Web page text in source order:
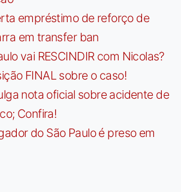
empréstimo de reforço de
em transfer ban
vai RESCINDIR com Nicolas?
FINAL sobre o caso!
nota oficial sobre acidente de
Confira!
do São Paulo é preso em